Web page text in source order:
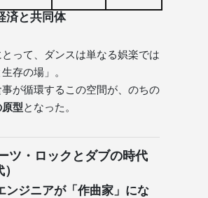
済と共同体
って、ダンスは単なる娯楽では
存の場」。
が循環するこの空間が、のちの
型となった。
・ロックとダブの時代
ンジニアが「作曲家」にな